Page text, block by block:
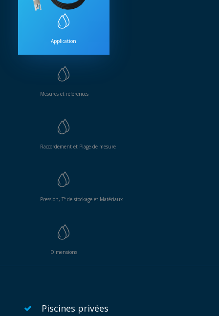
Application
Mesures et références
Raccordement et Plage de mesure
Pression, T° de stockage et Matériaux
Dimensions
Piscines privées